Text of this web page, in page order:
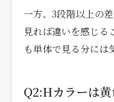
一方、3段階以上の
見れば違いを感じる
も単体で見る分には
Q2:Hカラーは